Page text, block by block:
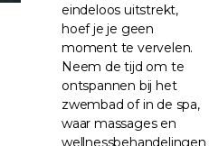
eindeloos uitstrekt,
hoef je je geen
moment te vervelen.
Neem de tijd om te
ontspannen bij het
zwembad of in de spa,
waar massages en
wellnessbehandelingen